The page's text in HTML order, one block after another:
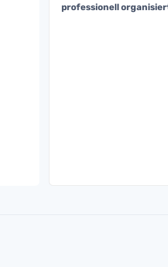
professionell